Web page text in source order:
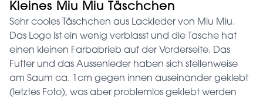
Kleines Miu Miu Täschchen
Sehr cooles Täschchen aus Lackleder von Miu Miu.
Das Logo ist ein wenig verblasst und die Tasche hat
einen kleinen Farbabrieb auf der Vorderseite. Das
Futter und das Aussenleder haben sich stellenweise
am Saum ca. 1cm gegen innen auseinander geklebt
(letztes Foto), was aber problemlos geklebt werden